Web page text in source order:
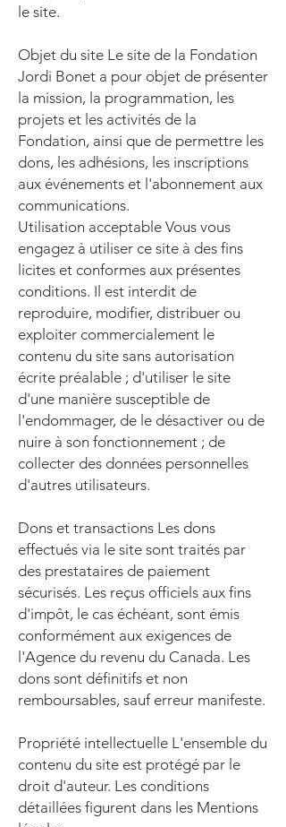
le site.
Objet du site Le site de la Fondation
Jordi Bonet a pour objet de présenter
la mission, la programmation, les
projets et les activités de la
Fondation, ainsi que de permettre les
dons, les adhésions, les inscriptions
aux événements et l'abonnement aux
communications.
Utilisation acceptable Vous vous
engagez à utiliser ce site à des fins
licites et conformes aux présentes
conditions. Il est interdit de
reproduire, modifier, distribuer ou
exploiter commercialement le
contenu du site sans autorisation
écrite préalable ; d'utiliser le site
d'une manière susceptible de
l'endommager, de le désactiver ou de
nuire à son fonctionnement ; de
collecter des données personnelles
d'autres utilisateurs.
Dons et transactions Les dons
effectués via le site sont traités par
des prestataires de paiement
sécurisés. Les reçus officiels aux fins
d'impôt, le cas échéant, sont émis
conformément aux exigences de
l'Agence du revenu du Canada. Les
dons sont définitifs et non
remboursables, sauf erreur manifeste.
Propriété intellectuelle L'ensemble du
contenu du site est protégé par le
droit d'auteur. Les conditions
détaillées figurent dans les Mentions